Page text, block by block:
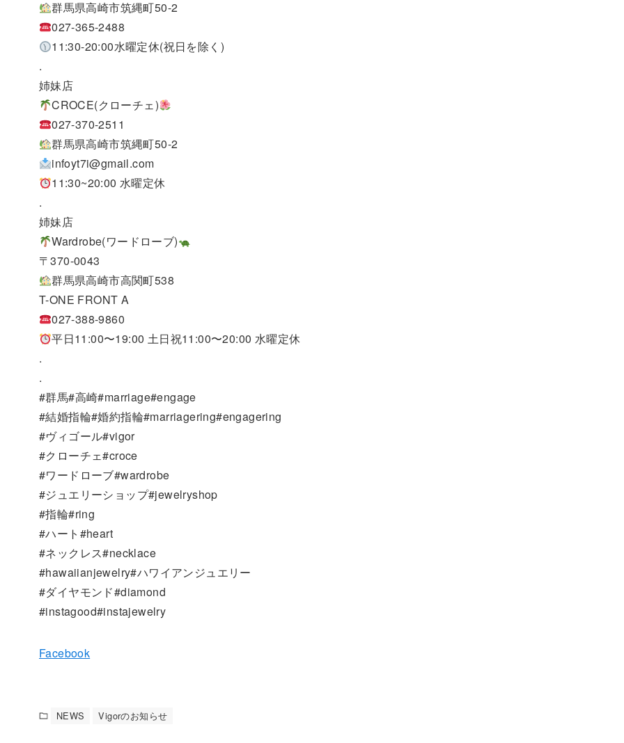
群馬県高崎市筑縄町50-2
027-365-2488
11:30-20:00水曜定休(祝日を除く)
.
姉妹店
CROCE(クローチェ)
027-370-2511
群馬県高崎市筑縄町50-2
infoyt7i@gmail.com
11:30~20:00 水曜定休
.
姉妹店
Wardrobe(ワードローブ)
〒370-0043
群馬県高崎市高関町538
T-ONE FRONT A
027-388-9860
平日11:00〜19:00 土日祝11:00〜20:00 水曜定休
.
.
#群馬#高崎#marriage#engage
#結婚指輪#婚約指輪#marriagering#engagering
#ヴィゴール#vigor
#クローチェ#croce
#ワードローブ#wardrobe
#ジュエリーショップ#jewelryshop
#指輪#ring
#ハート#heart
#ネックレス#necklace
#hawaiianjewelry#ハワイアンジュエリー
#ダイヤモンド#diamond
#instagood#instajewelry
Facebook
NEWS Vigorのお知らせ